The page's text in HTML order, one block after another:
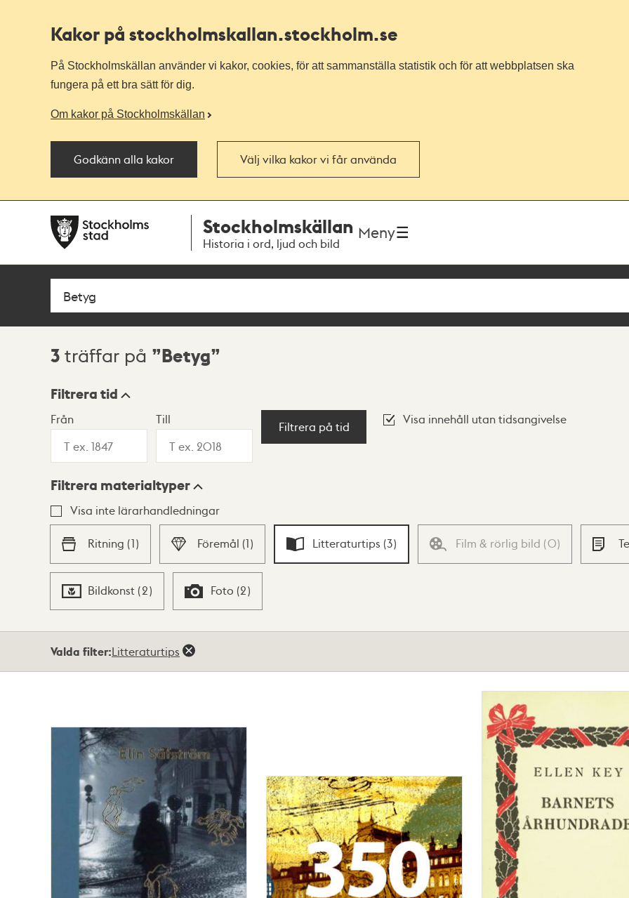
Kakor på stockholmskallan.stockholm.se
På Stockholmskällan använder vi kakor, cookies, för att sammanställa statistik och för att webbplatsen ska
fungera på ett bra sätt för dig.
Om kakor på Stockholmskällan
Godkänn alla kakor Välj vilka kakor vi får använda
navigationen
huvudinnehållet
Stockholmskällan
Historia i ord, ljud och bild
Meny
Sök
Sökresultat
3 träffar på Betyg
Visningsläge
Lista Karta
Filtrera tid
Från Till
Filtrera på tid
Visa innehåll utan tidsangivelse
Filtrera materialtyper
Visa inte lärarhandledningar
Ritning (1) Föremål (1) Litteraturtips (3) Film & rörlig bild (0)
Bildkonst (2) Foto (2)
Valda filter:Litteraturtips